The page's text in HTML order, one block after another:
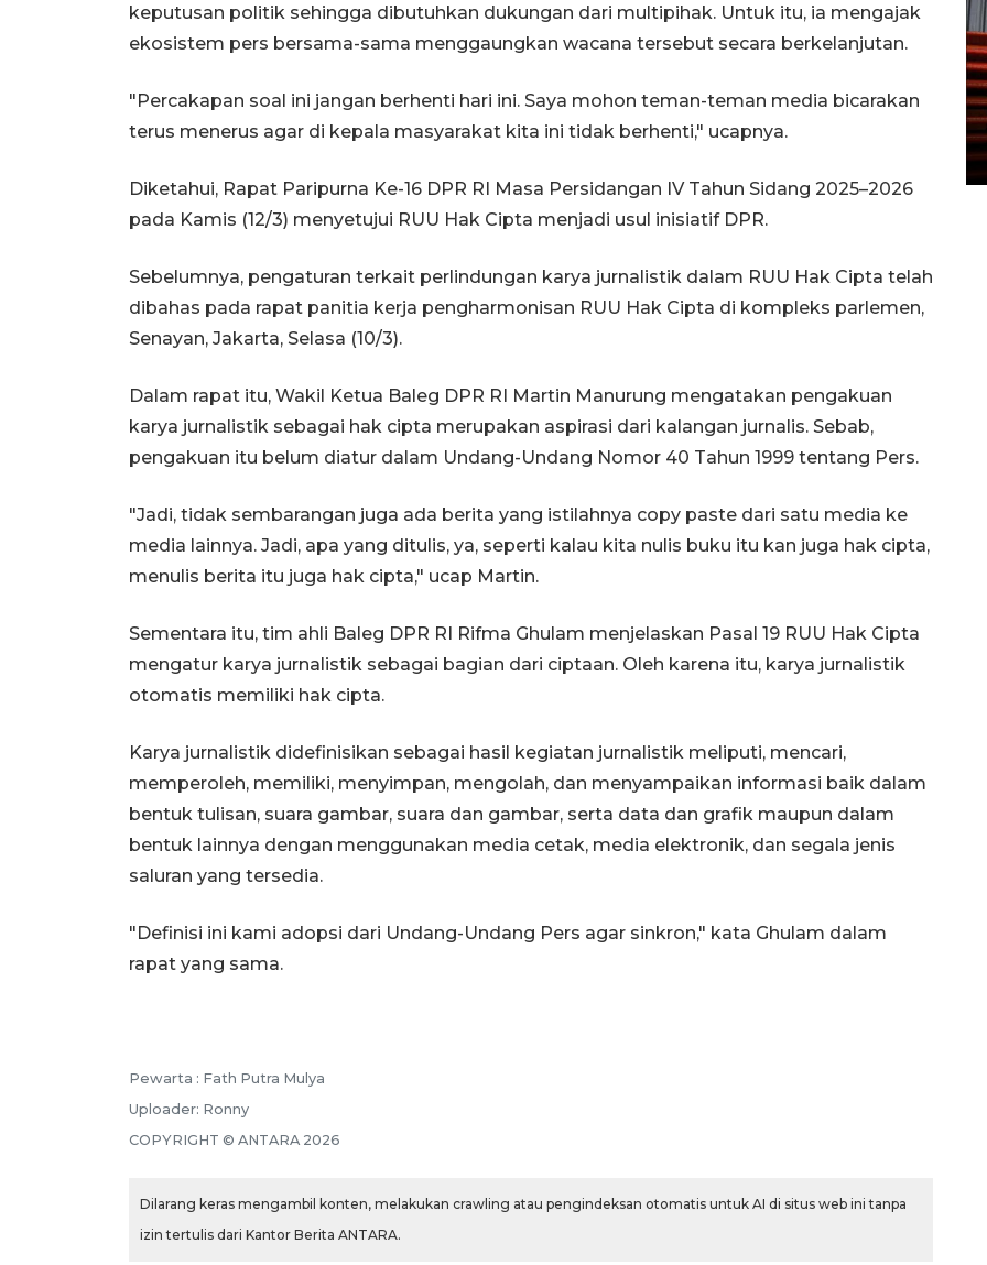
keputusan politik sehingga dibutuhkan dukungan dari multipihak. Untuk itu, ia mengajak
ekosistem pers bersama-sama menggaungkan wacana tersebut secara berkelanjutan.
"Percakapan soal ini jangan berhenti hari ini. Saya mohon teman-teman media bicarakan
terus menerus agar di kepala masyarakat kita ini tidak berhenti," ucapnya.
Diketahui, Rapat Paripurna Ke-16 DPR RI Masa Persidangan IV Tahun Sidang 2025–2026
pada Kamis (12/3) menyetujui RUU Hak Cipta menjadi usul inisiatif DPR.
Sebelumnya, pengaturan terkait perlindungan karya jurnalistik dalam RUU Hak Cipta telah
dibahas pada rapat panitia kerja pengharmonisan RUU Hak Cipta di kompleks parlemen,
Senayan, Jakarta, Selasa (10/3).
Dalam rapat itu, Wakil Ketua Baleg DPR RI Martin Manurung mengatakan pengakuan
karya jurnalistik sebagai hak cipta merupakan aspirasi dari kalangan jurnalis. Sebab,
pengakuan itu belum diatur dalam Undang-Undang Nomor 40 Tahun 1999 tentang Pers.
"Jadi, tidak sembarangan juga ada berita yang istilahnya copy paste dari satu media ke
media lainnya. Jadi, apa yang ditulis, ya, seperti kalau kita nulis buku itu kan juga hak cipta,
menulis berita itu juga hak cipta," ucap Martin.
Sementara itu, tim ahli Baleg DPR RI Rifma Ghulam menjelaskan Pasal 19 RUU Hak Cipta
mengatur karya jurnalistik sebagai bagian dari ciptaan. Oleh karena itu, karya jurnalistik
otomatis memiliki hak cipta.
Karya jurnalistik didefinisikan sebagai hasil kegiatan jurnalistik meliputi, mencari,
memperoleh, memiliki, menyimpan, mengolah, dan menyampaikan informasi baik dalam
bentuk tulisan, suara gambar, suara dan gambar, serta data dan grafik maupun dalam
bentuk lainnya dengan menggunakan media cetak, media elektronik, dan segala jenis
saluran yang tersedia.
"Definisi ini kami adopsi dari Undang-Undang Pers agar sinkron," kata Ghulam dalam
rapat yang sama.
Pewarta : Fath Putra Mulya
Uploader: Ronny
COPYRIGHT © ANTARA 2026
Dilarang keras mengambil konten, melakukan crawling atau pengindeksan otomatis untuk AI di situs web ini tanpa
izin tertulis dari Kantor Berita ANTARA.
kemarau di Kalimantan
Tengah